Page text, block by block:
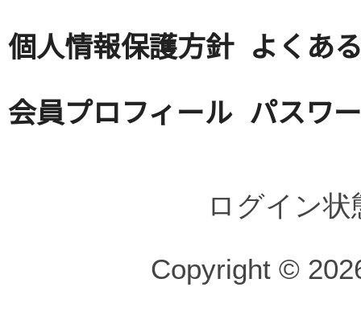
個人情報保護方針 よくあ
会員プロフィール パスワ
ログイン
Copyright ©